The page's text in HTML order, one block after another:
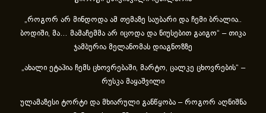
„როგორ არ მინდოდა ამ თემაზე საუბარი და ჩემი ბრალია..
ბოდიში, მა… მამაჩემმა არ იცოდა და ნიუსებით გაიგო“ – თიკა
ჯამბურია მელანომას დიაგნოზზე
„ახა­ლი ეტა­პია ჩემს ცხოვ­რე­ბა­ში, მარ­ტო, ცალ­კე ცხოვ­რე­ბის“ –
რუსკა მაყაშვილი
ულამაზესი ტორტი და მხიარული განწყობა – როგორ აღნიშნა